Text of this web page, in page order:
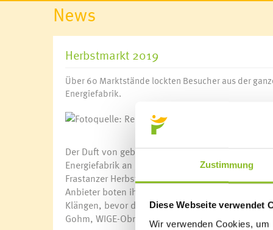
Zustimmung
Diese Webseite verwendet
Wir verwenden Cookies,
News
Herbstmarkt 2019
Über 60 Marktstände lockten Besucher aus der
Energiefabrik.
Der Duft von gebratenen Maroni, Gewürzen,
Energiefabrik an der Samina und animierten die
Frastanzer Herbstmarkt 2019. Dazu ein
Anbieter boten ihre Produkte an. Der
Klängen, bevor der 26. Frastanzer Herbstmarkt
Gohm, WIGE-Obmann Alexander Krista und E-